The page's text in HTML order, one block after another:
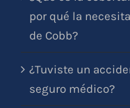
por qué la
de Cobb?
¿Tuviste un
seguro médico?